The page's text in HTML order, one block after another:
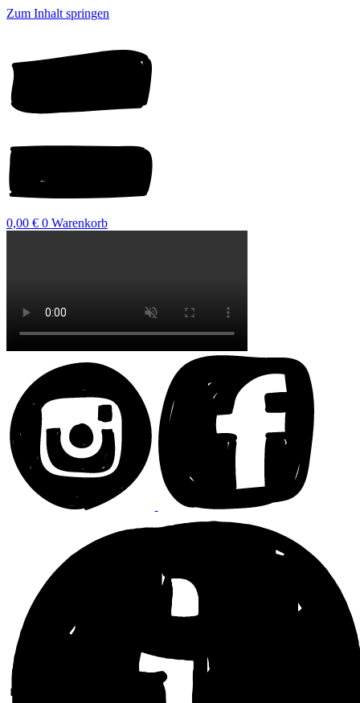
Zum Inhalt springen
0,00 € 0 Warenkorb